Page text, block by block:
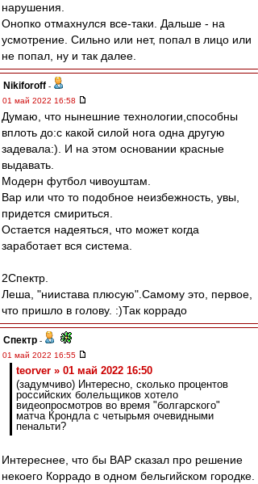
нарушения.
Онопко отмахнулся все-таки. Дальше - на
усмотрение. Сильно или нет, попал в лицо или
не попал, ну и так далее.
Nikiforoff -
01 май 2022 16:58
Думаю, что нынешние технологии,способны
вплоть до:с какой силой нога одна другую
задевала:). И на этом основании красные
выдавать.
Модерн футбол чивоуштам.
Вар или что то подобное неизбежность, увы,
придется смириться.
Остается надеяться, что может когда
заработает вся система.
2Спектр.
Леша, "ниистава плюсую".Самому это, первое,
что пришло в голову. :)Так коррадо
Спектр -
01 май 2022 16:55
teorver » 01 май 2022 16:50
(задумчиво) Интересно, сколько процентов
российских болельщиков хотело
видеопросмотров во время "болгарского"
матча Крондла с четырьмя очевидными
пенальти?
Интереснее, что бы ВАР сказал про решение
некоего Коррадо в одном бельгийском городке.